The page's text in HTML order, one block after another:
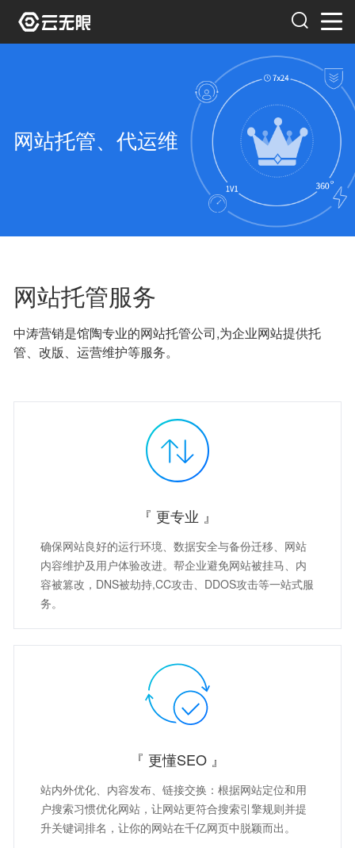
网站托管、代运维
网站托管服务
中涛营销是馆陶专业的网站托管公司,为企业网站提供托
管、改版、运营维护等服务。
『 更专业 』
确保网站良好的运行环境、数据安全与备份迁移、网站
内容维护及用户体验改进。帮企业避免网站被挂马、内
容被篡改，DNS被劫持,CC攻击、DDOS攻击等一站式服
务。
『 更懂SEO 』
站内外优化、内容发布、链接交换：根据网站定位和用
户搜索习惯优化网站，让网站更符合搜索引擎规则并提
升关键词排名，让你的网站在千亿网页中脱颖而出。